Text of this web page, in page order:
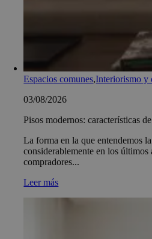
Espacios comunes,Interiorismo y
03/08/2026
Pisos modernos: características
La forma en la que entendemos
considerablemente en los últimos
compradores...
Leer más